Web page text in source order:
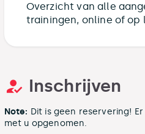
Overzicht van alle
trainingen, online of op
Inschrijven
Note: Dit is geen reservering!
met u opgenomen.